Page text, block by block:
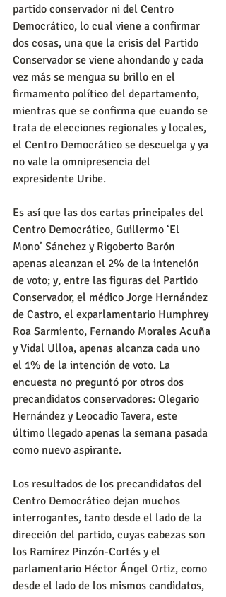
partido conservador ni del Centro
Democrático, lo cual viene a confirmar
dos cosas, una que la crisis del Partido
Conservador se viene ahondando y cada
vez más se mengua su brillo en el
firmamento político del departamento,
mientras que se confirma que cuando se
trata de elecciones regionales y locales,
el Centro Democrático se descuelga y ya
no vale la omnipresencia del
expresidente Uribe.
Es así que las dos cartas principales del
Centro Democrático, Guillermo ‘El
Mono’ Sánchez y Rigoberto Barón
apenas alcanzan el 2% de la intención
de voto; y, entre las figuras del Partido
Conservador, el médico Jorge Hernández
de Castro, el exparlamentario Humphrey
Roa Sarmiento, Fernando Morales Acuña
y Vidal Ulloa, apenas alcanza cada uno
el 1% de la intención de voto. La
encuesta no preguntó por otros dos
precandidatos conservadores: Olegario
Hernández y Leocadio Tavera, este
último llegado apenas la semana pasada
como nuevo aspirante.
Los resultados de los precandidatos del
Centro Democrático dejan muchos
interrogantes, tanto desde el lado de la
dirección del partido, cuyas cabezas son
los Ramírez Pinzón-Cortés y el
parlamentario Héctor Ángel Ortiz, como
desde el lado de los mismos candidatos,